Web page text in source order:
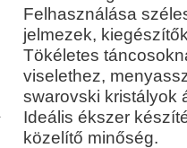
Felhasználása
jelmezek,
Tökéletes
viselethez,
swarovski kristályok
Ideális ékszer
közelítő minőség.